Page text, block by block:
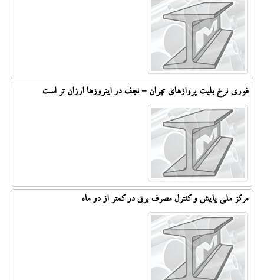
فوری نرخ بلیت پروازهای تهران - نجف در اینروزها ارزان تر است
مرکز ملی پایش و کنترل مصرف برق در کمتر از دو ماه